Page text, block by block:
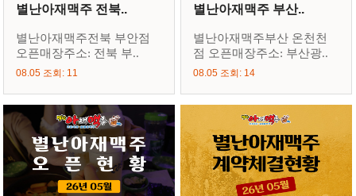
별난아재맥주 전북..
별난아재맥주전북 부안점
오픈매장주소: 전북 부..
08.05 조회: 11
별난아재맥주 부산..
별난아재맥주부산 온천천
점 오픈매장주소: 부산광..
08.05 조회: 14